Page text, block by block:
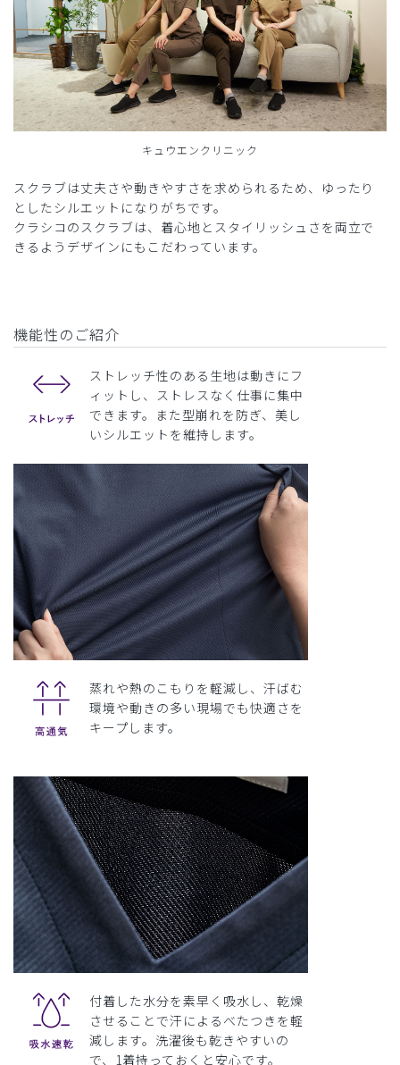
キュウエンクリニック
スクラブは丈夫さや動きやすさを求められるため、ゆったり
としたシルエットになりがちです。
クラシコのスクラブは、着心地とスタイリッシュさを両立で
きるようデザインにもこだわっています。
機能性のご紹介
ストレッチ性のある生地は動きにフ
ィットし、ストレスなく仕事に集中
できます。また型崩れを防ぎ、美し
いシルエットを維持します。
蒸れや熱のこもりを軽減し、汗ばむ
環境や動きの多い現場でも快適さを
キープします。
付着した水分を素早く吸水し、乾燥
させることで汗によるべたつきを軽
減します。洗濯後も乾きやすいの
で、1着持っておくと安心です。